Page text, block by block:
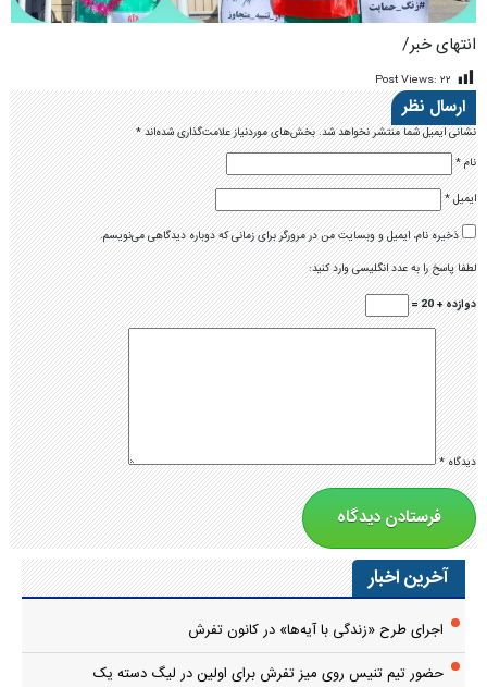
انتهای خبر/
Post Views: ۲۲
ارسال نظر
نشانی ایمیل شما منتشر نخواهد شد.بخش‌های موردنیاز علامت‌گذاری شده‌اند*
نام*
ایمیل*
ذخیره نام، ایمیل و وبسایت من در مرورگر برای زمانی که دوباره دیدگاهی می‌نویسم.
لطفا پاسخ را به عدد انگلیسی وارد کنید:
دوازده + 20 =
دیدگاه*
آخرین اخبار
اجرای طرح «زندگی با آیه‌ها» در کانون تفرش
حضور تیم تنیس روی میز تفرش برای اولین در لیگ دسته یک